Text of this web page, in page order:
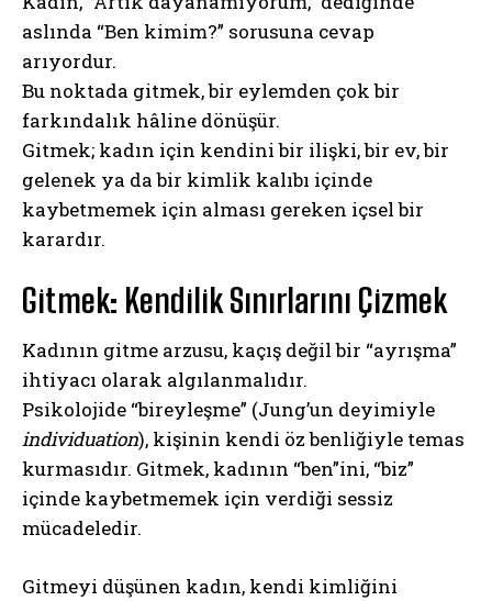
aslında “Ben kimim?” sorusuna cevap
arıyordur.
Bu noktada gitmek, bir eylemden çok bir
farkındalık hâline dönüşür.
Gitmek; kadın için kendini bir ilişki, bir ev, bir
gelenek ya da bir kimlik kalıbı içinde
kaybetmemek için alması gereken içsel bir
karardır.
Gitmek: Kendilik Sınırlarını Çizmek
Kadının gitme arzusu, kaçış değil bir “ayrışma”
ihtiyacı olarak algılanmalıdır.
Psikolojide “bireyleşme” (Jung’un deyimiyle
individuation), kişinin kendi öz benliğiyle temas
kurmasıdır. Gitmek, kadının “ben”ini, “biz”
içinde kaybetmemek için verdiği sessiz
mücadeledir.
Gitmeyi düşünen kadın, kendi kimliğini